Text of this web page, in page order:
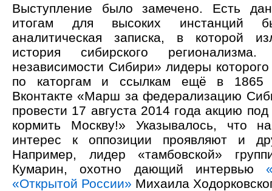
Выступление было замечено. Есть
итогам для высоких инстанций
аналитическая записка, в которой
история сибирского
независимости Сибири» лидеры
по каторгам и ссылкам ещё в 1865
Вконтакте «Марш за федерализацию
провести 17 августа 2014 года акцию
кормить Москву!» Указывалось, что
интерес к оппозиции проявляют и
Например, лидер «тамбовской»
Кумарин, охотно дающий интервью
«Открытой России» Михаила